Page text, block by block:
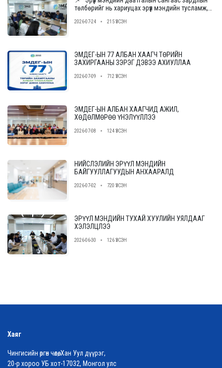
төлбөрийг нь хариуцах эрүүл мэндийн тусламж,
шалгаруулах журам”-ын төслийн ээлжит
2026-07-24 215 ҮЗСЭН
ЭМДЕГ-ЫН 77 АЛБАН ХААГЧ ТӨРИЙН
ЗАХИРГААНЫ ЗЭРЭГ ДЭВЭЭ АХИУЛЛАА
2026-07-09 712 ҮЗСЭН
ЭМДЕГ-ЫН АЛБАН ХААГЧИД АЖИЛ,
ХӨДӨЛМӨРӨӨ ҮНЭЛҮҮЛЛЭЭ
2026-07-08 124 ҮЗСЭН
НИЙСЛЭЛИЙН ЭРҮҮЛ МЭНДИЙН
БАЙГУУЛЛАГУУДЫН АНХААРАЛД
2026-07-02 720 ҮЗСЭН
ЭРҮҮЛ МЭНДИЙН ТУХАЙ ХУУЛИЙН УЯЛДААГ
ХЭЛЭЛЦЛЭЭ
2026-06-30 126 ҮЗСЭН
Хаяг
Чингисийн өргөн чөлөө, Хан Уул дүүрэг,
20-р хороо УБ хот-17032, Монгол улс